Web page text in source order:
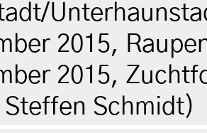
2015,
2015,
Schmidt)